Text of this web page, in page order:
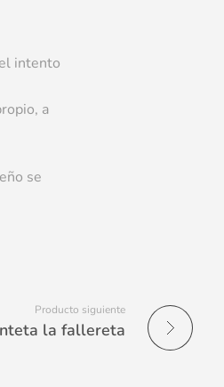
intento
a
se
Producto siguiente
la fallereta